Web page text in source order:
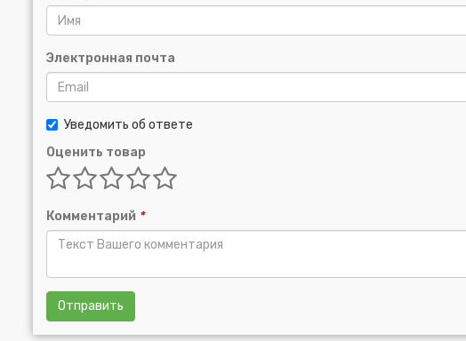
Электронная почта
Уведомить об ответе
Оценить товар
Комментарий *
Отправить